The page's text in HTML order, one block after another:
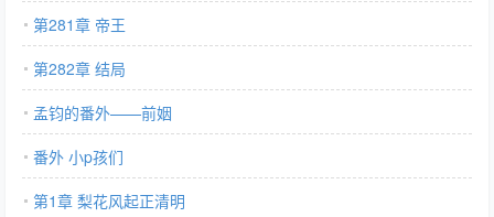
第281章 帝王
第282章 结局
孟钧的番外——前姻
番外 小p孩们
第1章 梨花风起正清明